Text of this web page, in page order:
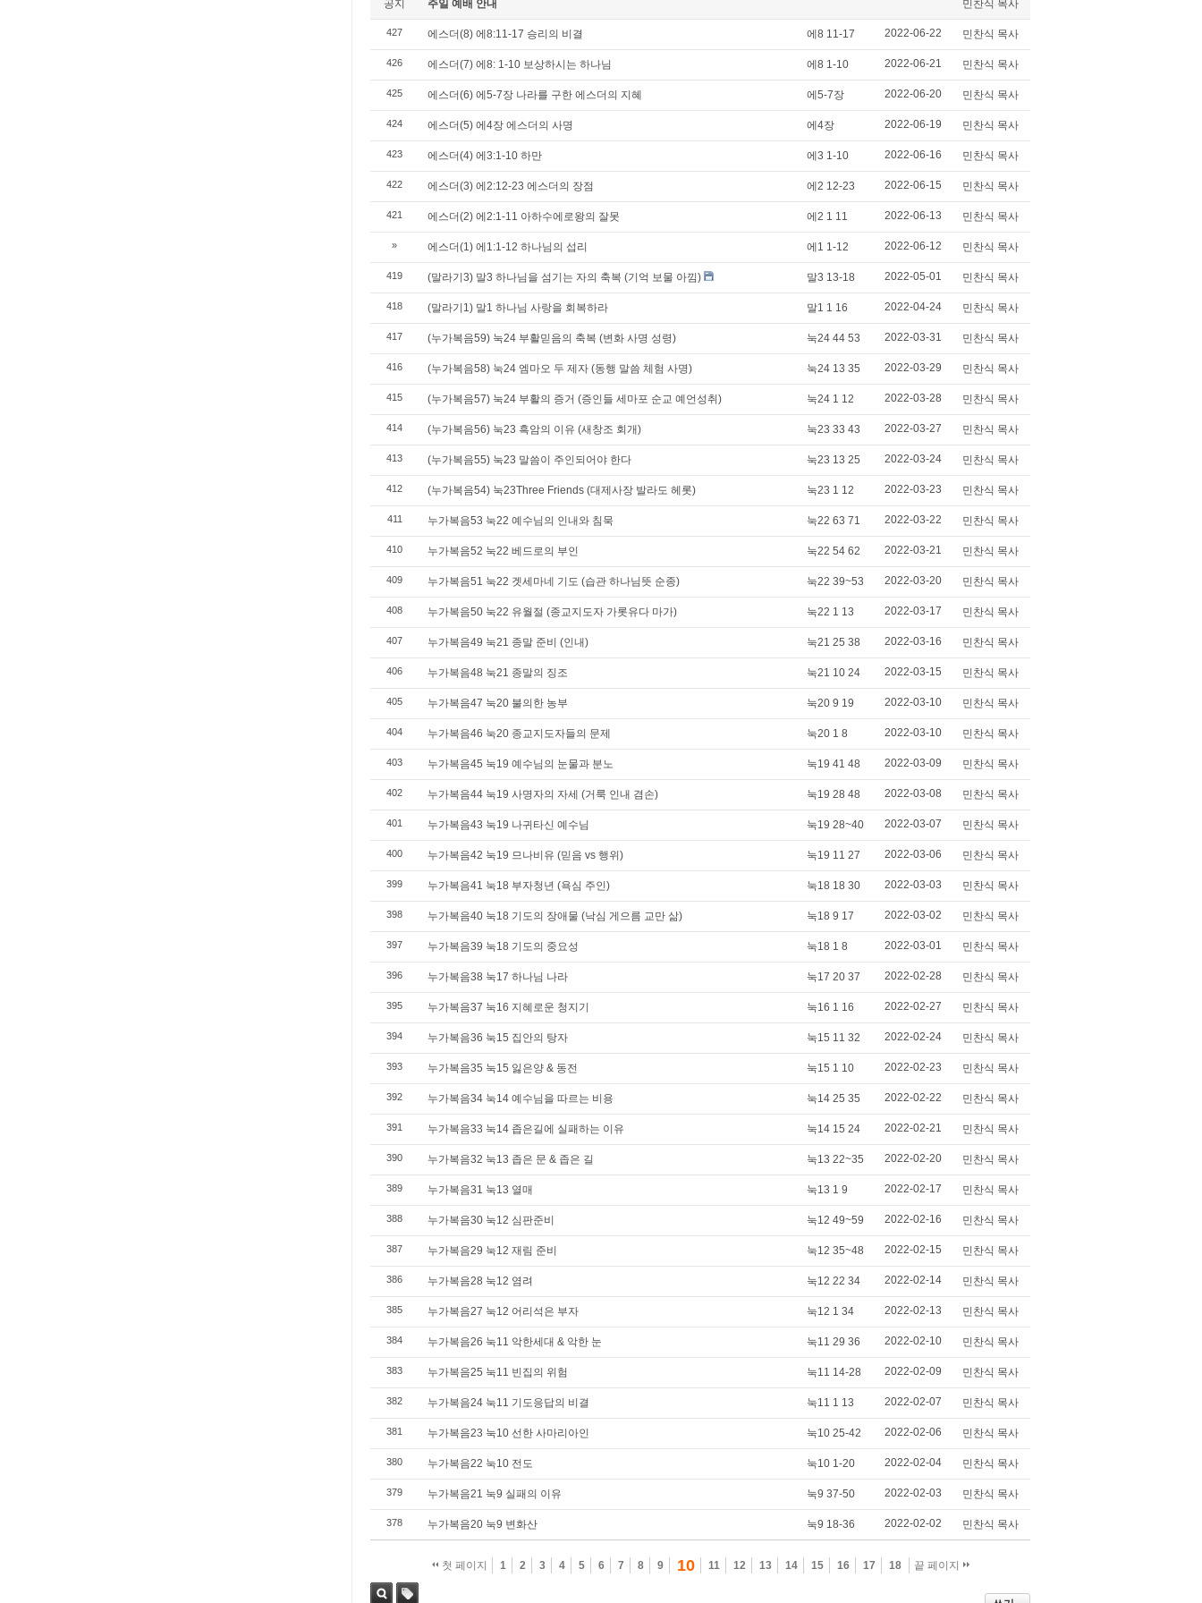
공지 주일 예배 안내 민찬식 목사
427 에스더(8) 에8:11-17 승리의 비결 에8 11-17 2022-06-22 민찬식 목사
426 에스더(7) 에8: 1-10 보상하시는 하나님 에8 1-10 2022-06-21 민찬식 목사
425 에스더(6) 에5-7장 나라를 구한 에스더의 지혜 에5-7장 2022-06-20 민찬식 목사
424 에스더(5) 에4장 에스더의 사명 에4장 2022-06-19 민찬식 목사
423 에스더(4) 에3:1-10 하만 에3 1-10 2022-06-16 민찬식 목사
422 에스더(3) 에2:12-23 에스더의 장점 에2 12-23 2022-06-15 민찬식 목사
421 에스더(2) 에2:1-11 아하수에로왕의 잘못 에2 1 11 2022-06-13 민찬식 목사
» 에스더(1) 에1:1-12 하나님의 섭리 에1 1-12 2022-06-12 민찬식 목사
419 (말라기3) 말3 하나님을 섬기는 자의 축복 (기억 보물 아낌) 말3 13-18 2022-05-01 민찬식 목사
418 (말라기1) 말1 하나님 사랑을 회복하라 말1 1 16 2022-04-24 민찬식 목사
417 (누가복음59) 눅24 부활믿음의 축복 (변화 사명 성령) 눅24 44 53 2022-03-31 민찬식 목사
416 (누가복음58) 눅24 엠마오 두 제자 (동행 말씀 체험 사명) 눅24 13 35 2022-03-29 민찬식 목사
415 (누가복음57) 눅24 부활의 증거 (증인들 세마포 순교 예언성취) 눅24 1 12 2022-03-28 민찬식 목사
414 (누가복음56) 눅23 흑암의 이유 (새창조 회개) 눅23 33 43 2022-03-27 민찬식 목사
413 (누가복음55) 눅23 말씀이 주인되어야 한다 눅23 13 25 2022-03-24 민찬식 목사
412 (누가복음54) 눅23Three Friends (대제사장 발라도 헤롯) 눅23 1 12 2022-03-23 민찬식 목사
411 누가복음53 눅22 예수님의 인내와 침묵 눅22 63 71 2022-03-22 민찬식 목사
410 누가복음52 눅22 베드로의 부인 눅22 54 62 2022-03-21 민찬식 목사
409 누가복음51 눅22 겟세마네 기도 (습관 하나님뜻 순종) 눅22 39~53 2022-03-20 민찬식 목사
408 누가복음50 눅22 유월절 (종교지도자 가롯유다 마가) 눅22 1 13 2022-03-17 민찬식 목사
407 누가복음49 눅21 종말 준비 (인내) 눅21 25 38 2022-03-16 민찬식 목사
406 누가복음48 눅21 종말의 징조 눅21 10 24 2022-03-15 민찬식 목사
405 누가복음47 눅20 불의한 농부 눅20 9 19 2022-03-10 민찬식 목사
404 누가복음46 눅20 종교지도자들의 문제 눅20 1 8 2022-03-10 민찬식 목사
403 누가복음45 눅19 예수님의 눈물과 분노 눅19 41 48 2022-03-09 민찬식 목사
402 누가복음44 눅19 사명자의 자세 (거룩 인내 겸손) 눅19 28 48 2022-03-08 민찬식 목사
401 누가복음43 눅19 나귀타신 예수님 눅19 28~40 2022-03-07 민찬식 목사
400 누가복음42 눅19 므나비유 (믿음 vs 행위) 눅19 11 27 2022-03-06 민찬식 목사
399 누가복음41 눅18 부자청년 (욕심 주인) 눅18 18 30 2022-03-03 민찬식 목사
398 누가복음40 눅18 기도의 장애물 (낙심 게으름 교만 삶) 눅18 9 17 2022-03-02 민찬식 목사
397 누가복음39 눅18 기도의 중요성 눅18 1 8 2022-03-01 민찬식 목사
396 누가복음38 눅17 하나님 나라 눅17 20 37 2022-02-28 민찬식 목사
395 누가복음37 눅16 지혜로운 청지기 눅16 1 16 2022-02-27 민찬식 목사
394 누가복음36 눅15 집안의 탕자 눅15 11 32 2022-02-24 민찬식 목사
393 누가복음35 눅15 잃은양 & 동전 눅15 1 10 2022-02-23 민찬식 목사
392 누가복음34 눅14 예수님을 따르는 비용 눅14 25 35 2022-02-22 민찬식 목사
391 누가복음33 눅14 좁은길에 실패하는 이유 눅14 15 24 2022-02-21 민찬식 목사
390 누가복음32 눅13 좁은 문 & 좁은 길 눅13 22~35 2022-02-20 민찬식 목사
389 누가복음31 눅13 열매 눅13 1 9 2022-02-17 민찬식 목사
388 누가복음30 눅12 심판준비 눅12 49~59 2022-02-16 민찬식 목사
387 누가복음29 눅12 재림 준비 눅12 35~48 2022-02-15 민찬식 목사
386 누가복음28 눅12 염려 눅12 22 34 2022-02-14 민찬식 목사
385 누가복음27 눅12 어리석은 부자 눅12 1 34 2022-02-13 민찬식 목사
384 누가복음26 눅11 악한세대 & 악한 눈 눅11 29 36 2022-02-10 민찬식 목사
383 누가복음25 눅11 빈집의 위험 눅11 14-28 2022-02-09 민찬식 목사
382 누가복음24 눅11 기도응답의 비결 눅11 1 13 2022-02-07 민찬식 목사
381 누가복음23 눅10 선한 사마리아인 눅10 25-42 2022-02-06 민찬식 목사
380 누가복음22 눅10 전도 눅10 1-20 2022-02-04 민찬식 목사
379 누가복음21 눅9 실패의 이유 눅9 37-50 2022-02-03 민찬식 목사
378 누가복음20 눅9 변화산 눅9 18-36 2022-02-02 민찬식 목사
첫 페이지 1 2 3 4 5 6 7 8 9 10 11 12 13 14 15 16 17 18 끝 페이지